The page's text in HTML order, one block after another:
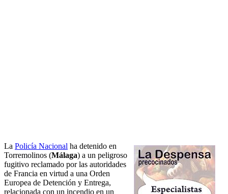
La Policía Nacional ha detenido en
Torremolinos (Málaga) a un peligroso
fugitivo reclamado por las autoridades
de Francia en virtud a una Orden
Europea de Detención y Entrega,
relacionada con un incendio en un